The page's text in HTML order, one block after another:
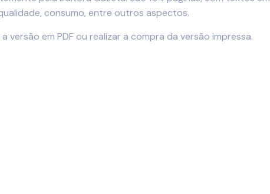
consumo, entre outros aspectos.
versão em PDF ou realizar a compra da versão impressa.